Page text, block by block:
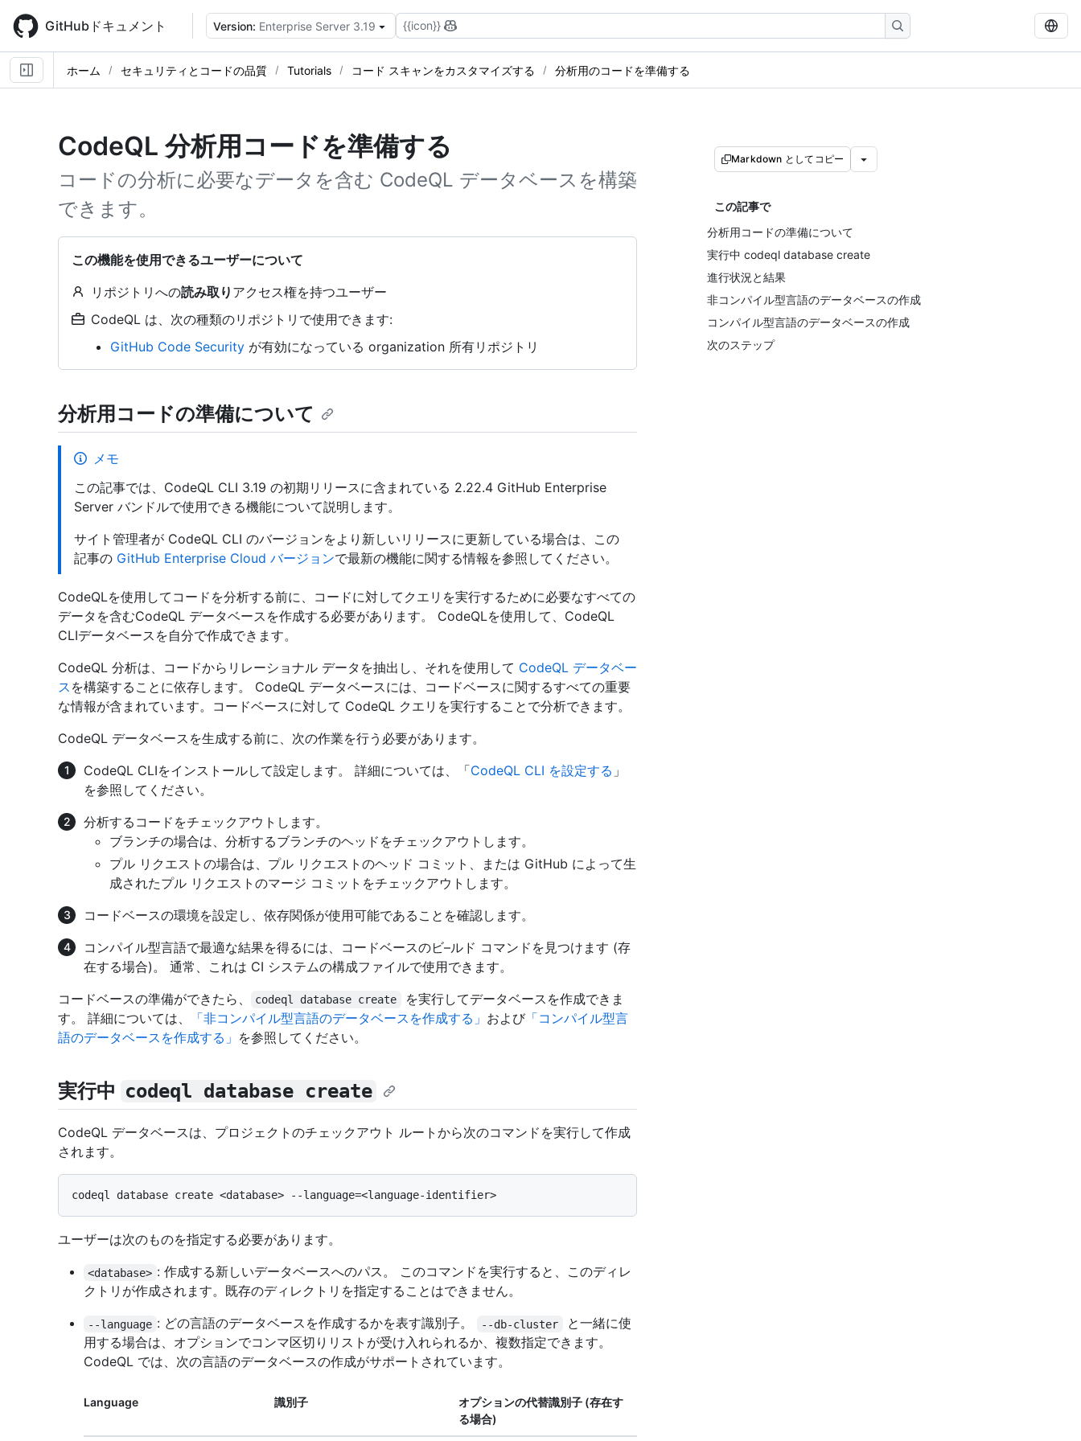
main
content
GitHubドキュメント Version: Enterprise Server 3.19 {{icon}}
ホーム セキュリティとコードの品質 Tutorials コード スキャンをカスタマイズする 分析用のコードを準備する
CodeQL 分析用コードを準備する
コードの分析に必要なデータを含む CodeQL データベースを構築
できます。
この機能を使用できるユーザーについて
リポジトリへの読み取り アクセス権を持つユーザー
CodeQL は、次の種類のリポジトリで使用できます:
GitHub Code Security が有効になっている organization 所有リポジトリ
Markdown としてコピー
この記事で
分析用コードの準備について
実行中 codeql database create
進行状況と結果
非コンパイル型言語のデータベースの作成
コンパイル型言語のデータベースの作成
次のステップ
分析用コードの準備について
メモ
この記事では、CodeQL CLI 3.19 の初期リリースに含まれている 2.22.4 GitHub Enterprise
Server バンドルで使用できる機能について説明します。
サイト管理者が CodeQL CLI のバージョンをより新しいリリースに更新している場合は、この
記事の GitHub Enterprise Cloud バージョンで最新の機能に関する情報を参照してください。
CodeQLを使用してコードを分析する前に、コードに対してクエリを実行するために必要なすべての
データを含むCodeQL データベースを作成する必要があります。 CodeQLを使用して、CodeQL
CLIデータベースを自分で作成できます。
CodeQL 分析は、コードからリレーショナル データを抽出し、それを使用して CodeQL データベー
ス を構築することに依存します。 CodeQL データベースには、コードベースに関するすべての重要
な情報が含まれています。コードベースに対して CodeQL クエリを実行することで分析できます。
CodeQL データベースを生成する前に、次の作業を行う必要があります。
CodeQL CLIをインストールして設定します。 詳細については、「CodeQL CLI を設定する 」
を参照してください。
分析するコードをチェックアウトします。
ブランチの場合は、分析するブランチのヘッドをチェックアウトします。
プル リクエストの場合は、プル リクエストのヘッド コミット、または GitHub によって生
成されたプル リクエストのマージ コミットをチェックアウトします。
コードベースの環境を設定し、依存関係が使用可能であることを確認します。
コンパイル型言語で最適な結果を得るには、コードベースのビ–ルド コマンドを見つけます (存
在する場合)。 通常、これは CI システムの構成ファイルで使用できます。
コードベースの準備ができたら、
codeql database create
を実行してデータベースを作成できま
す。 詳細については、
「非コンパイル型言語のデータベースを作成する」 および「コンパイル型言
語のデータベースを作成する」 を参照してください。
実行中 codeql database create
CodeQL データベースは、プロジェクトのチェックアウト ルートから次のコマンドを実行して作成
されます。
ユーザーは次のものを指定する必要があります。
<database> : 作成する新しいデータベースへのパス。 このコマンドを実行すると、このディレ
クトリが作成されます。既存のディレクトリを指定することはできません。
--language : どの言語のデータベースを作成するかを表す識別子。 --db-cluster
と一緒に使
用する場合は、オプションでコンマ区切りリストが受け入れられるか、複数指定できます。
CodeQL では、次の言語のデータベースの作成がサポートされています。
Language 識別子
オプションの代替識別子 (存在す
る場合)